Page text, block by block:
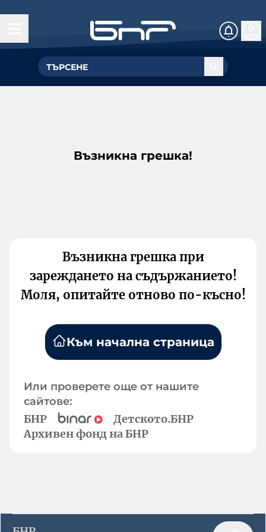
Възникна грешка!
Възникна грешка при
зареждането на съдържанието!
Моля, опитайте отново по-късно!
Към начална страница
Или проверете още от нашите
сайтове:
БНР
Детското.БНР
Архивен фонд на БНР